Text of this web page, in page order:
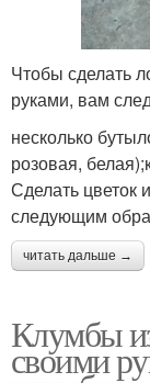
Чтобы сделать
руками, вам
несколько
розовая,
Сделать цветок
следующим
читать дальше →
Клумбы
своими